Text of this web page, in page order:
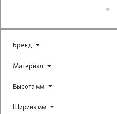
Бренд
Материал
Высота мм
Ширина мм